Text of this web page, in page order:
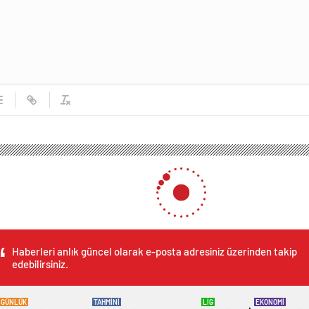
Haberleri anlık güncel olarak e-posta adresiniz üzerinden takip
edebilirsiniz.
GÜNLÜK TAHMİNİ LİG EKONOMİ